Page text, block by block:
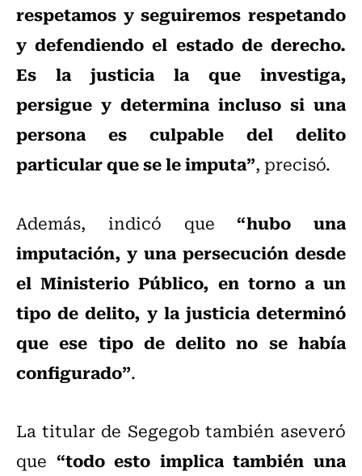
respetamos y seguiremos respetando
y defendiendo el estado de derecho.
Es la justicia la que investiga,
persigue y determina incluso si una
persona es culpable del delito
particular que se le imputa”, precisó.
Además, indicó que“hubo una
imputación, y una persecución desde
el Ministerio Público, en torno a un
tipo de delito, y la justicia determinó
que ese tipo de delito no se había
configurado”.
La titular de Segegob también aseveró
que “todo esto implica también una